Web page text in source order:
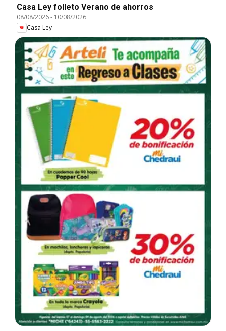
Casa Ley folleto Verano de ahorros
08/08/2026- 10/08/2026
Casa Ley